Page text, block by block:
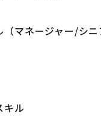
（マネージャー/シ
キル